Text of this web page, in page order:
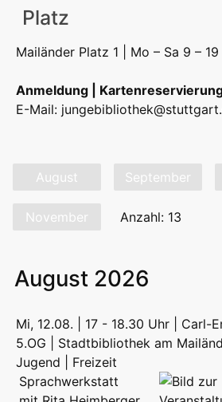
Platz
Mailänder Platz 1 | Mo – Sa 9 –
Anmeldung |
E-Mail:
August September
November Anzahl: 13
August 2026
Mi, 12.08. | 17 - 18.30 Uhr | Carl-
5.OG | Stadtbibliothek am
Jugend | Freizeit
Sprachwerkstatt